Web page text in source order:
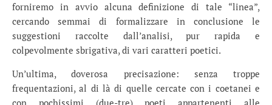
forniremo in avvio alcuna definizione di tale “linea”,
cercando semmai di formalizzare in conclusione le
suggestioni raccolte dall’analisi, pur rapida e
colpevolmente sbrigativa, di vari caratteri poetici.
Un’ultima, doverosa precisazione: senza troppe
frequentazioni, al di là di quelle cercate con i coetanei e